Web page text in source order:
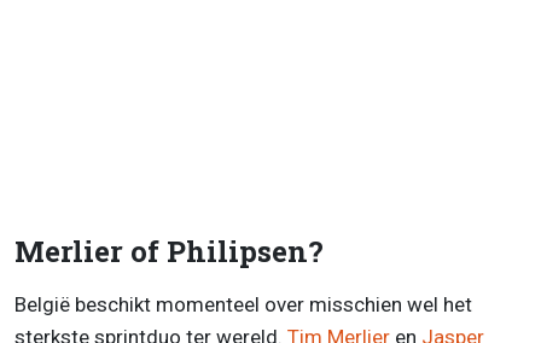
Merlier of Philipsen?
België beschikt momenteel over misschien wel het
sterkste sprintduo ter wereld. Tim Merlier en Jasper